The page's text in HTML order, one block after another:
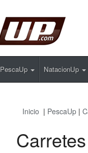
PescaUp NatacionUp
Inicio | PescaUp|